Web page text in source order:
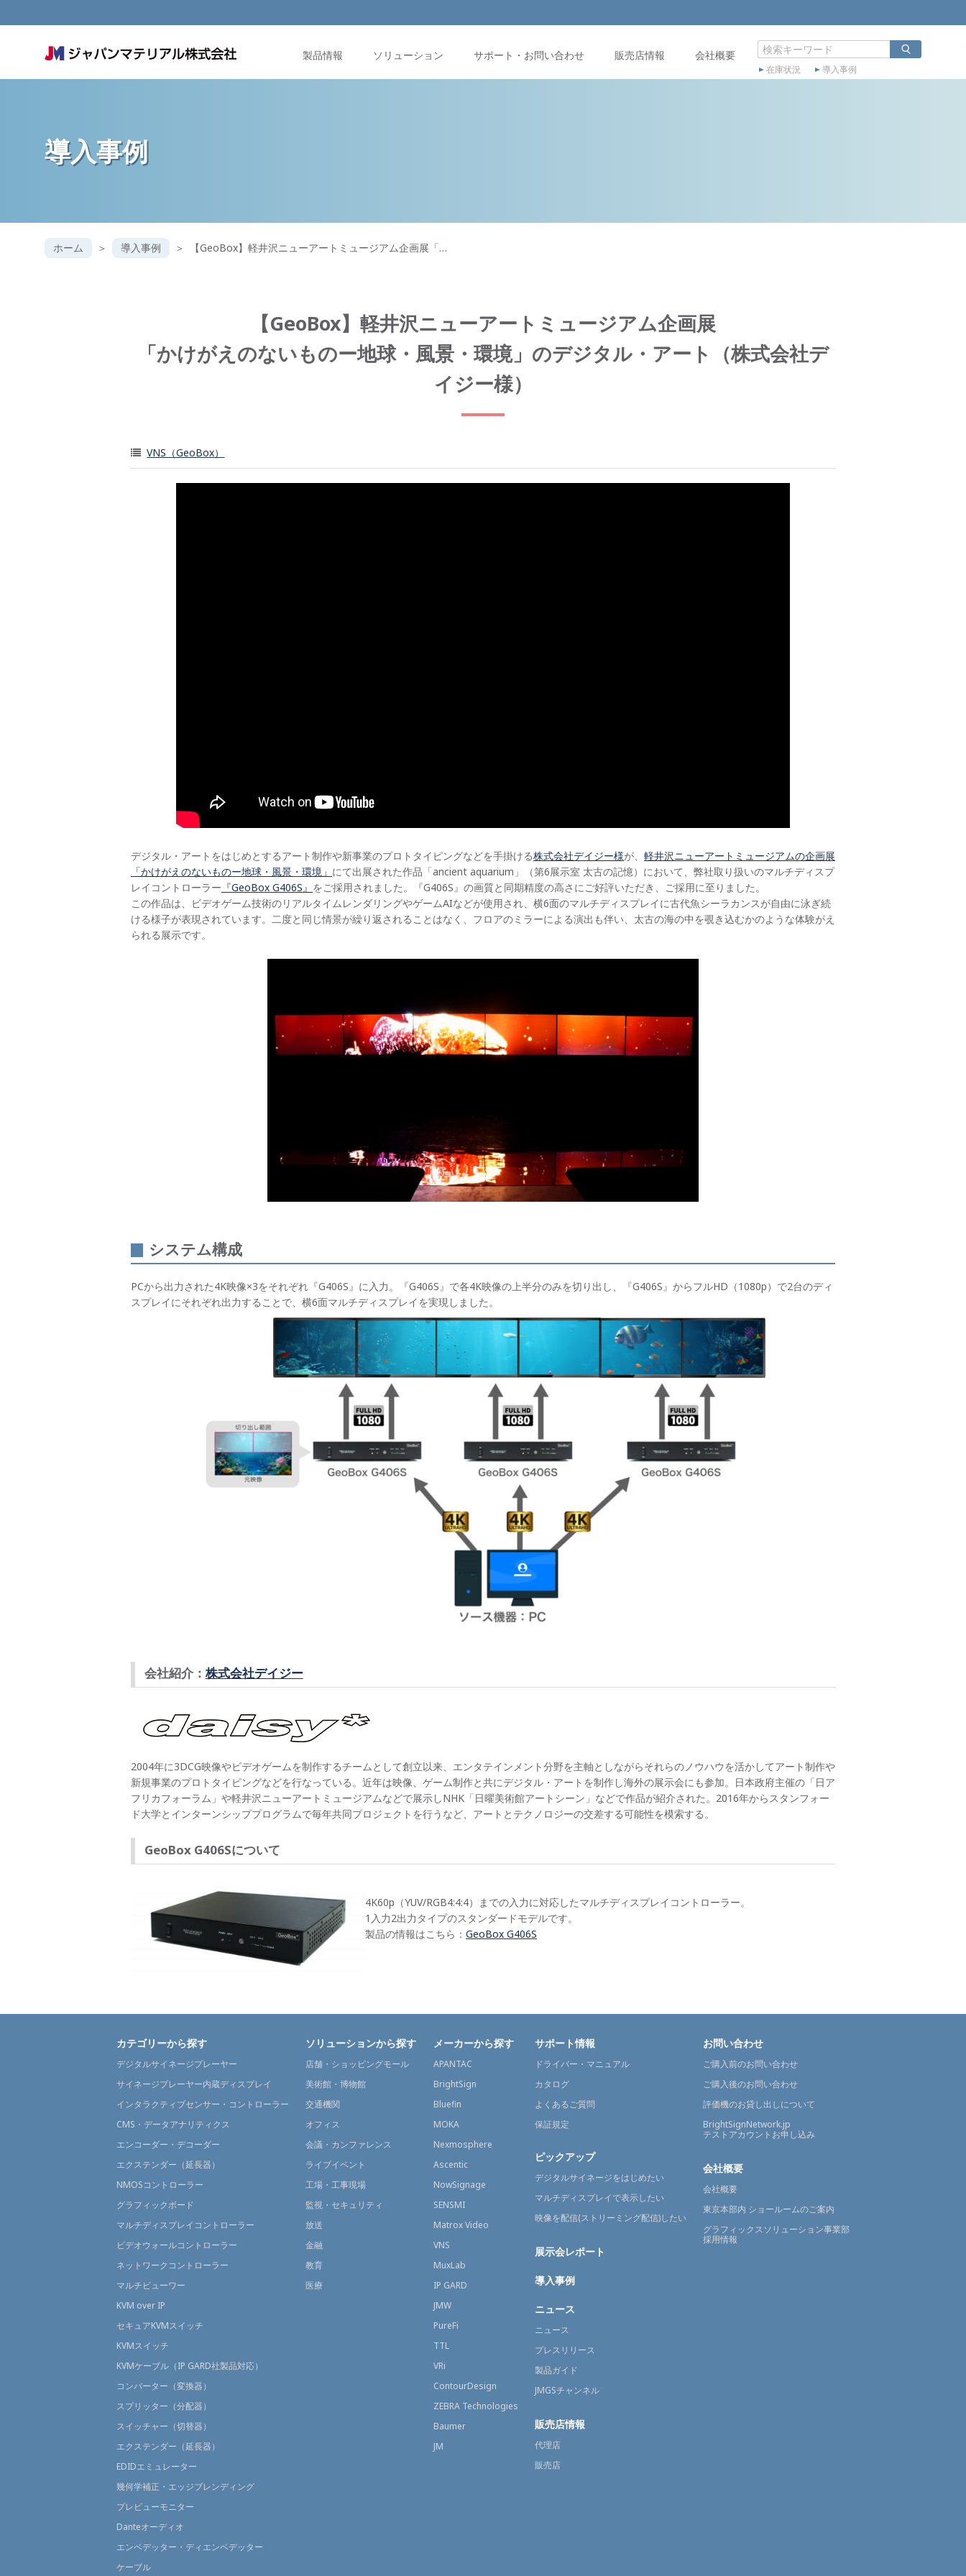
製品情報 ソリューション サポート・お問い合わせ 販売店情報 会社概要
在庫状況 導入事例
導入事例
ホーム 導入事例 【GeoBox】軽井沢ニューアートミュージアム企画展「…
【GeoBox】軽井沢ニューアートミュージアム企画展
「かけがえのないものー地球・風景・環境」のデジタル・アート（株式会社デ
イジー様）
VNS（GeoBox）
デジタル・アートをはじめとするアート制作や新事業のプロトタイピングなどを手掛ける株式会社デイジー様が、 軽井沢ニューアートミュージアムの企画展
「かけがえのないものー地球・風景・環境」 にて出展された作品「ancient aquarium」（第6展示室 太古の記憶）において、弊社取り扱いのマルチディスプ
レイコントローラー 『GeoBox G406S』 をご採用されました。『G406S』の画質と同期精度の高さにご好評いただき、ご採用に至りました。
この作品は、ビデオゲーム技術のリアルタイムレンダリングやゲームAIなどが使用され、横6面のマルチディスプレイに古代魚シーラカンスが自由に泳ぎ続
ける様子が表現されています。二度と同じ情景が繰り返されることはなく、フロアのミラーによる演出も伴い、太古の海の中を覗き込むかのような体験がえ
られる展示です。
システム構成
PCから出力された4K映像×3をそれぞれ『G406S』に入力。『G406S』で各4K映像の上半分のみを切り出し、『G406S』からフルHD（1080p）で2台のディ
スプレイにそれぞれ出力することで、横6面マルチディスプレイを実現しました。
会社紹介： 株式会社デイジー
2004年に3DCG映像やビデオゲームを制作するチームとして創立以来、エンタテインメント分野を主軸としながらそれらのノウハウを活かしてアート制作や
新規事業のプロトタイピングなどを行なっている。近年は映像、ゲーム制作と共にデジタル・アートを制作し海外の展示会にも参加。日本政府主催の「日ア
フリカフォーラム」や軽井沢ニューアートミュージアムなどで展示しNHK「日曜美術館アートシーン」などで作品が紹介された。2016年からスタンフォー
ド大学とインターンシッププログラムで毎年共同プロジェクトを行うなど、アートとテクノロジーの交差する可能性を模索する。
GeoBox G406Sについて
4K60p（YUV/RGB4:4:4）までの入力に対応したマルチディスプレイコントローラー。
1入力2出力タイプのスタンダードモデルです。
製品の情報はこちら： GeoBox G406S
カテゴリーから探す
デジタルサイネージプレーヤー
サイネージプレーヤー内蔵ディスプレイ
インタラクティブセンサー・コントローラー
CMS・データアナリティクス
エンコーダー・デコーダー
エクステンダー（延長器）
NMOSコントローラー
グラフィックボード
マルチディスプレイコントローラー
ビデオウォールコントローラー
ネットワークコントローラー
マルチビューワー
KVM over IP
セキュアKVMスイッチ
KVMスイッチ
KVMケーブル（IP GARD社製品対応）
コンバーター（変換器）
スプリッター（分配器）
スイッチャー（切替器）
エクステンダー（延長器）
EDIDエミュレーター
幾何学補正・エッジブレンディング
プレビューモニター
Danteオーディオ
エンベデッター・ディエンベデッター
ケーブル
ソリューションから探す
店舗・ショッピングモール
美術館・博物館
交通機関
オフィス
会議・カンファレンス
ライブイベント
工場・工事現場
監視・セキュリティ
放送
金融
教育
医療
メーカーから探す
APANTAC
BrightSign
Bluefin
MOKA
Nexmosphere
Ascentic
NowSignage
SENSMI
Matrox Video
VNS
MuxLab
IP GARD
JMW
PureFi
TTL
VRi
ContourDesign
ZEBRA Technologies
Baumer
JM
サポート情報
ドライバー・マニュアル
カタログ
よくあるご質問
保証規定
ピックアップ
デジタルサイネージをはじめたい
マルチディスプレイで表示したい
映像を配信(ストリーミング配信)したい
展示会レポート
導入事例
ニュース
ニュース
プレスリリース
製品ガイド
JMGSチャンネル
販売店情報
代理店
販売店
お問い合わせ
ご購入前のお問い合わせ
ご購入後のお問い合わせ
評価機のお貸し出しについて
BrightSignNetwork.jp
テストアカウントお申し込み
会社概要
会社概要
東京本部内 ショールームのご案内
グラフィックスソリューション事業部
採用情報